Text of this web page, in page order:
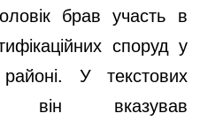
брав участь в
споруд у
У текстових
він вказував